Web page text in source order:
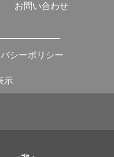
お問い合わせ
シーポリシー
示